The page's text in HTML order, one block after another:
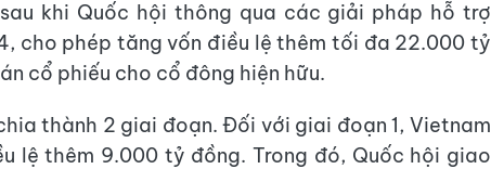
khi Quốc hội thông qua các giải pháp hỗ trợ
cho phép tăng vốn điều lệ thêm tối đa 22.000 tỷ
cổ phiếu cho cổ đông hiện hữu.
thành 2 giai đoạn. Đối với giai đoạn 1, Vietnam
lệ thêm 9.000 tỷ đồng. Trong đó, Quốc hội giao